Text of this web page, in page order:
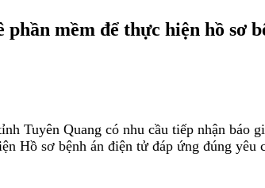
phần mềm để thực hiện hồ sơ
Tuyên Quang có nhu cầu tiếp nhận báo
Hồ sơ bệnh án điện tử đáp ứng đúng